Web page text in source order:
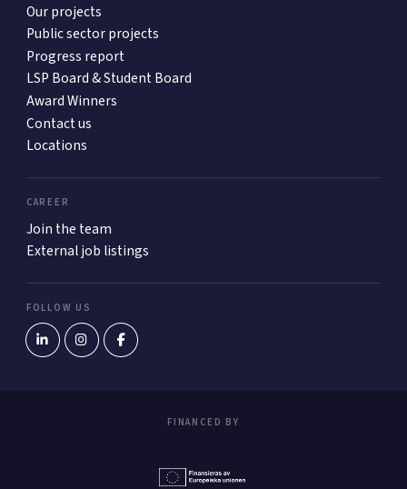
Our projects
Public sector projects
Progress report
LSP Board & Student Board
Award Winners
Contact us
Locations
CAREER
Join the team
External job listings
FOLLOW US
FINANCED BY